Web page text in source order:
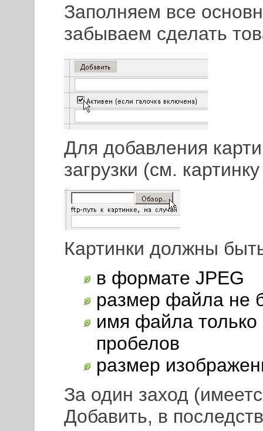
Заполняем все
забываем сделать
Для добавления
загрузки (см.
Картинки должны
в формате JPEG
размер файла не
имя файла только
пробелов
размер
За один заход
Добавить, в